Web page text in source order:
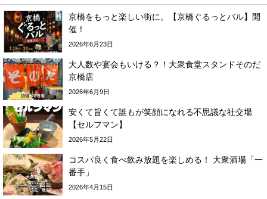
京橋をもっと楽しい街に。【京橋ぐるっとバル】開
催！
2026年6月23日
大人数や宴会もいける？！大衆食堂スタンドそのだ
京橋店
2026年6月9日
安くて旨くて誰もが笑顔になれる不思議な社交場
【セルフマン】
2026年5月22日
コスパ良く食べ飲み放題を楽しめる！ 大衆酒場「一
番手」
2026年4月15日